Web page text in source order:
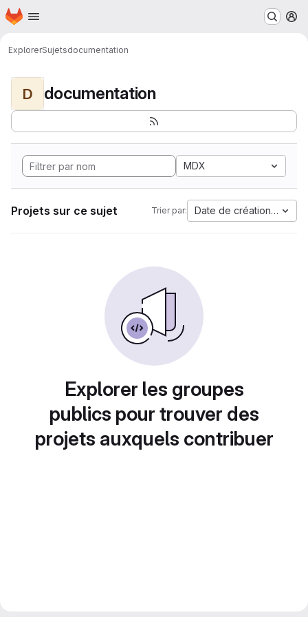
Passer au contenu principal
Page d'accueil
ExplorerSujetsdocumentation
D documentation
MDX
Projets sur ce sujet Trier par: Date de création la plus
Explorer les groupes
publics pour trouver des
projets auxquels contribuer